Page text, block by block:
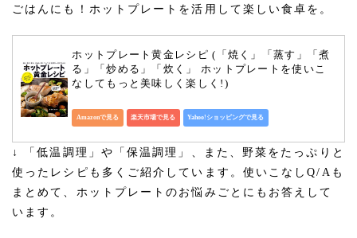
ごはんにも！ホットプレートを活用して楽しい食卓を。
ホットプレート黄金レシピ (「焼く」「蒸す」「煮
る」「炒める」「炊く」 ホットプレートを使いこ
なしてもっと美味しく楽しく!)
Amazonで見る 楽天市場で見る Yahoo!ショッピングで見る
↓ 「低温調理」や「保温調理」、また、野菜をたっぷりと
使ったレシピも多くご紹介しています。使いこなしQ/Aも
まとめて、ホットプレートのお悩みごとにもお答えして
います。